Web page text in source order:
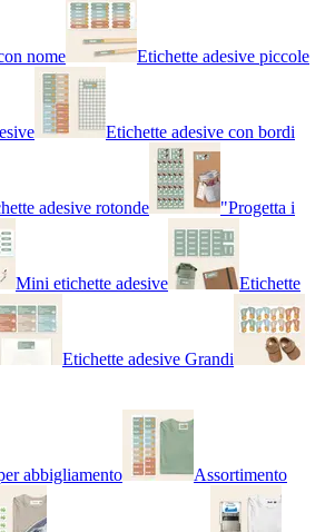
nome Etichette adesive piccole
Etichette adesive con bordi
adesive rotonde "Progetta i
Mini etichette adesive Etichette
Etichette adesive Grandi
abbigliamento Assortimento